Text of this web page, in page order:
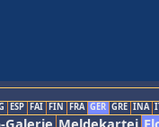
ESP FAI FIN FRA GER GRE INA
Galerie Meldekartei